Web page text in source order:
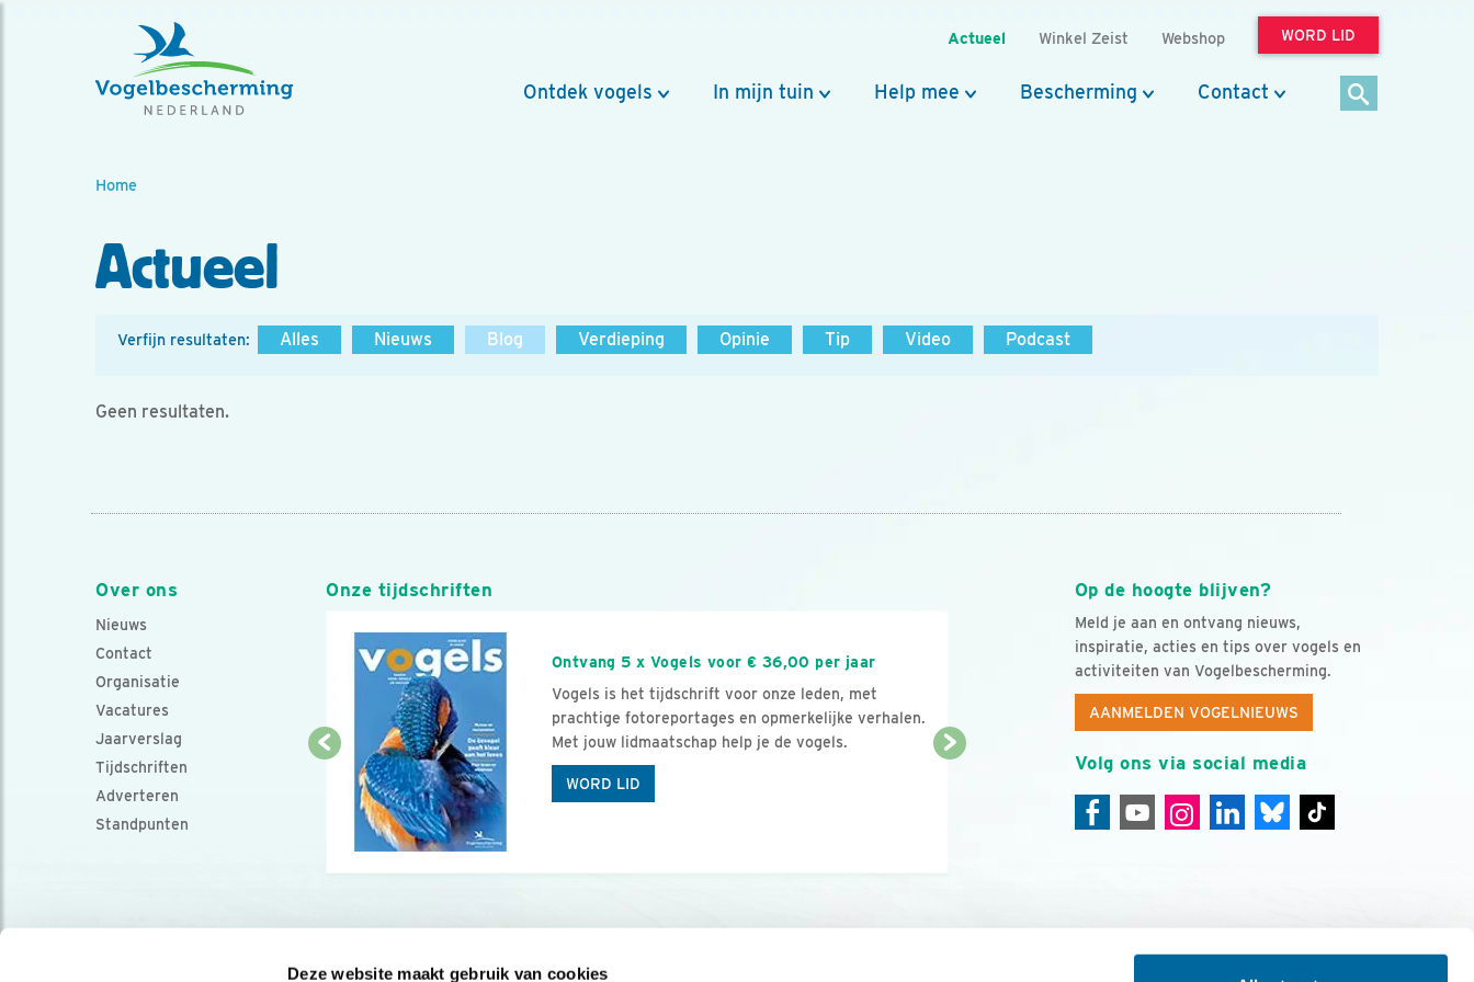
Deze website maakt gebruik van cookies
Actueel Winkel Zeist Webshop WORD LID
Ontdek vogels In mijn tuin Help mee Bescherming Contact
Home
Actueel
Verfijn resultaten: Alles Nieuws Blog Verdieping Opinie Tip Video Podcast
Geen resultaten.
Over ons
Nieuws
Contact
Organisatie
Vacatures
Jaarverslag
Tijdschriften
Adverteren
Standpunten
Op de hoogte blijven?
Meld je aan en ontvang nieuws,
inspiratie, acties en tips over vogels en
activiteiten van Vogelbescherming.
AANMELDEN VOGELNIEUWS
Volg ons via social media
Onze tijdschriften
Ontvang 5 x Vogels voor € 36,00 per jaar
Vogels is het tijdschrift voor onze leden, met
prachtige fotoreportages en opmerkelijke verhalen.
Met jouw lidmaatschap help je de vogels.
WORD LID